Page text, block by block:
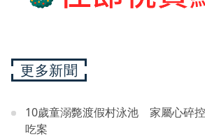
更多新聞
10歲童溺斃渡假村泳池 家屬心碎
吃案